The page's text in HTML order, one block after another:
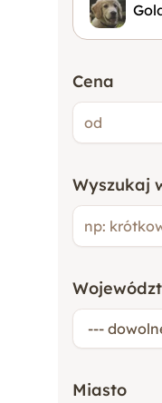
Cena
Wyszukaj
Miasto